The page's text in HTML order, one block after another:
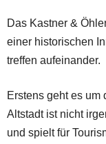
Das Kastner &
einer historischen
treffen aufeinander.
Erstens geht es um
Altstadt ist nicht
und spielt für